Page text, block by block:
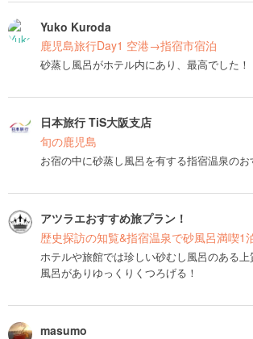
Yuko Kuroda
鹿児島旅行Day1 空港→指宿市宿泊
砂蒸し風呂がホテル内にあり、最高でした！
日本旅行 TiS大阪支店
旬の鹿児島
お宿の中に砂蒸し風呂を有する指宿温泉の
アツラエおすすめ旅プラン！
歴史探訪の知覧&指宿温泉で砂風呂満喫1
ホテルや旅館では珍しい砂むし風呂のある
風呂がありゆっくりくつろげる！
masumo